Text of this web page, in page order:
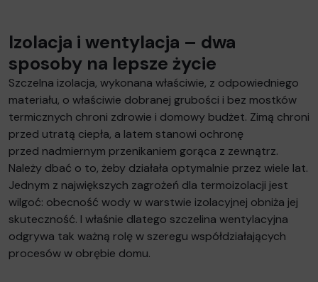
Izolacja i wentylacja – dwa
sposoby na lepsze życie
Szczelna izolacja, wykonana właściwie, z odpowiedniego
materiału, o właściwie dobranej grubości i bez mostków
termicznych chroni zdrowie i domowy budżet. Zimą chroni
przed utratą ciepła, a latem stanowi ochronę
przed nadmiernym przenikaniem gorąca z zewnątrz.
Należy dbać o to, żeby działała optymalnie przez wiele lat.
Jednym z największych zagrożeń dla termoizolacji jest
wilgoć: obecność wody w warstwie izolacyjnej obniża jej
skuteczność. I właśnie dlatego szczelina wentylacyjna
odgrywa tak ważną rolę w szeregu współdziałających
procesów w obrębie domu.